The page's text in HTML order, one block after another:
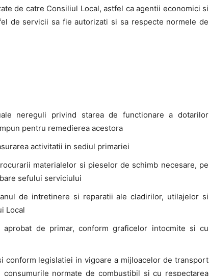
de catre Consiliul Local, astfel ca agentii economici si
de servicii sa fie autorizati si sa respecte normele de
nereguli privind starea de functionare a dotarilor
pentru remedierea acestora
activitatii in sediul primariei
materialelor si pieselor de schimb necesare, pe
sefului serviciului
de intretinere si reparatii ale cladirilor, utilajelor si
Local
de primar, conform graficelor intocmite si cu
conform legislatiei in vigoare a mijloacelor de transport
normate de combustibil si cu respectarea